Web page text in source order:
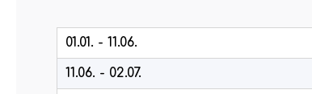
01.01. - 11.06.
11.06. - 02.07.